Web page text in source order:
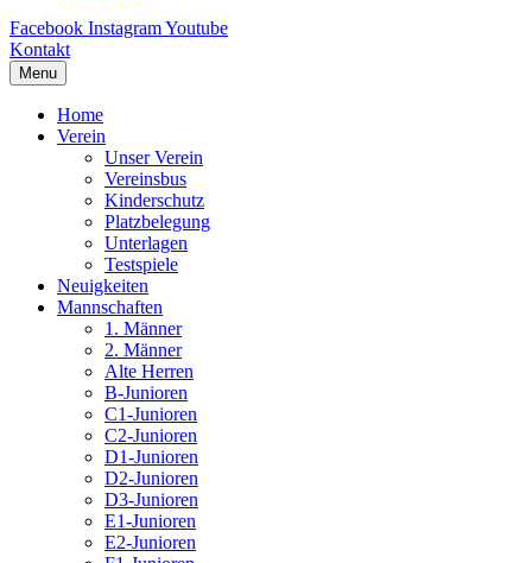
Facebook InstagramYoutube
Kontakt
Menu
Home
Verein
Unser Verein
Vereinsbus
Kinderschutz
Platzbelegung
Unterlagen
Testspiele
Neuigkeiten
Mannschaften
1. Männer
2. Männer
Alte Herren
B-Junioren
C1-Junioren
C2-Junioren
D1-Junioren
D2-Junioren
D3-Junioren
E1-Junioren
E2-Junioren